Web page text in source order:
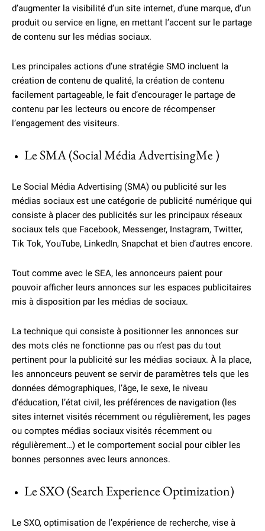
d’augmenter la visibilité d’un site internet, d’une marque, d’un
produit ou service en ligne, en mettant l’accent sur le partage
de contenu sur les médias sociaux.
Les principales actions d’une stratégie SMO incluent la
création de contenu de qualité, la création de contenu
facilement partageable, le fait d’encourager le partage de
contenu par les lecteurs ou encore de récompenser
l’engagement des visiteurs.
Le SMA (Social Média AdvertisingMe )
Le Social Média Advertising (SMA) ou publicité sur les
médias sociaux est une catégorie de publicité numérique qui
consiste à placer des publicités sur les principaux réseaux
sociaux tels que Facebook, Messenger, Instagram, Twitter,
Tik Tok, YouTube, LinkedIn, Snapchat et bien d’autres encore.
Tout comme avec le SEA, les annonceurs paient pour
pouvoir afficher leurs annonces sur les espaces publicitaires
mis à disposition par les médias de sociaux.
La technique qui consiste à positionner les annonces sur
des mots clés ne fonctionne pas ou n’est pas du tout
pertinent pour la publicité sur les médias sociaux. À la place,
les annonceurs peuvent se servir de paramètres tels que les
données démographiques, l’âge, le sexe, le niveau
d’éducation, l’état civil, les préférences de navigation (les
sites internet visités récemment ou régulièrement, les pages
ou comptes médias sociaux visités récemment ou
régulièrement…) et le comportement social pour cibler les
bonnes personnes avec leurs annonces.
Le SXO (Search Experience Optimization)
Le SXO, optimisation de l’expérience de recherche, vise à